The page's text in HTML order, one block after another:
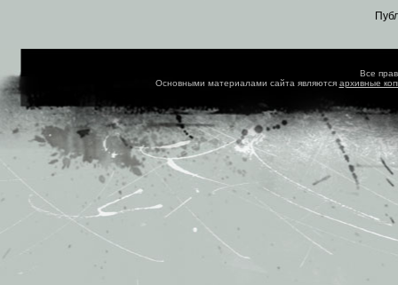
Все
Основными материалами сайта являются архивные